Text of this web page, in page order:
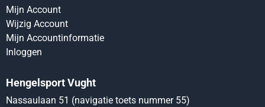
Mijn Account
Wijzig Account
Mijn Accountinformatie
Inloggen
Hengelsport Vught
Nassaulaan 51 (navigatie toets nummer 55)